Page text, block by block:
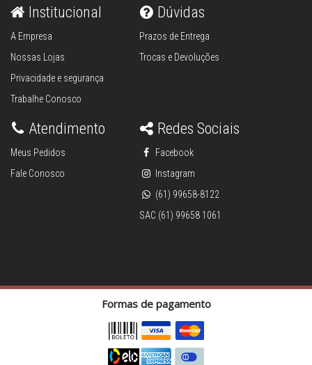
Institucional
A Empresa
Nossas Lojas
Privacidade e segurança
Trabalhe Conosco
Dúvidas
Prazos de Entrega
Trocas e Devoluções
Atendimento
Meus Pedidos
Fale Conosco
Redes Sociais
Facebook
Instagram
(61) 99658-8122
SAC (61) 99658 1061
Formas de pagamento